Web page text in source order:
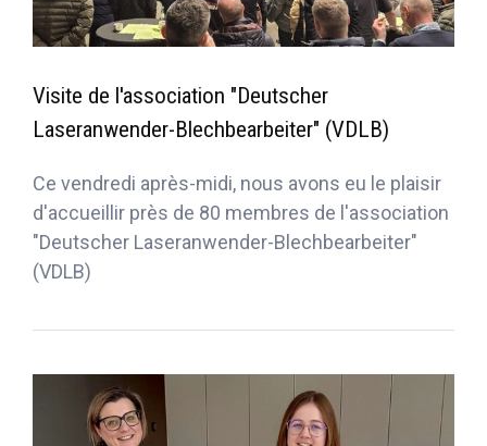
Visite de l'association "Deutscher
Laseranwender-Blechbearbeiter" (VDLB)
Ce vendredi après-midi, nous avons eu le plaisir
d'accueillir près de 80 membres de l'association
"Deutscher Laseranwender-Blechbearbeiter"
(VDLB)